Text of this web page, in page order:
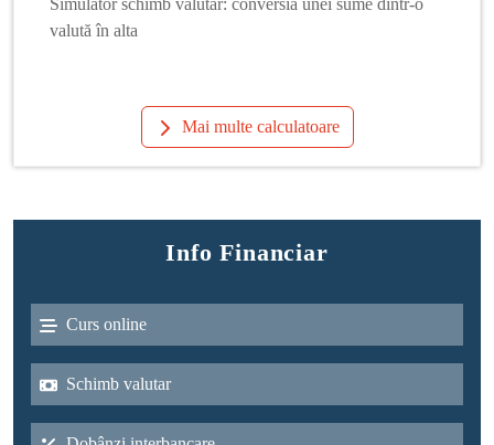
valută în alta
Mai multe calculatoare
Info Financiar
Curs online
Schimb valutar